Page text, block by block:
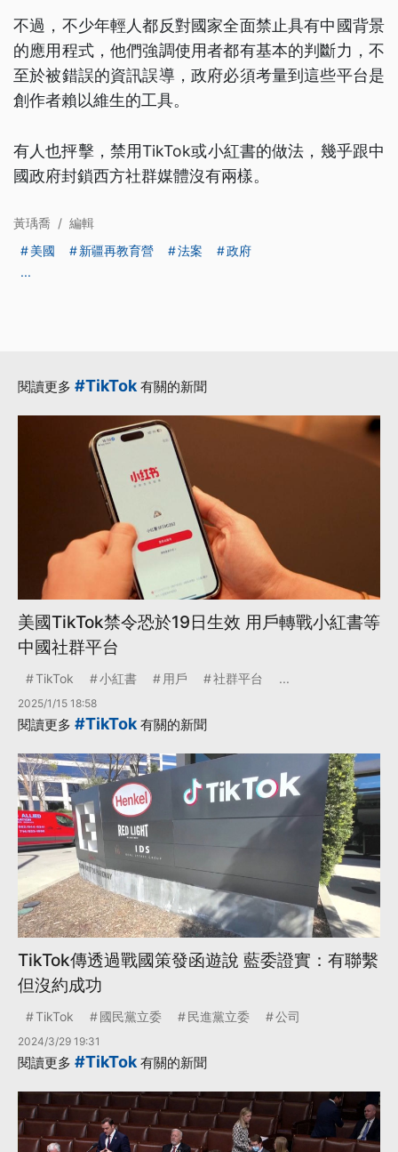
不過，不少年輕人都反對國家全面禁止具有中國背景
的應用程式，他們強調使用者都有基本的判斷力，不
至於被錯誤的資訊誤導，政府必須考量到這些平台是
創作者賴以維生的工具。
有人也抨擊，禁用TikTok或小紅書的做法，幾乎跟中
國政府封鎖西方社群媒體沒有兩樣。
黃瑀喬 / 編輯
美國
新疆再教育營 法案
政府
...
閱讀更多 #TikTok有關的新聞
美國TikTok禁令恐於19日生效 用戶轉戰小紅書等
中國社群平台
TikTok 小紅書 用戶 社群平台 ...
2025/1/15 18:58
閱讀更多 #TikTok有關的新聞
TikTok傳透過戰國策發函遊說 藍委證實：有聯繫
但沒約成功
TikTok 國民黨立委 民進黨立委 公司
2024/3/29 19:31
閱讀更多 #TikTok有關的新聞